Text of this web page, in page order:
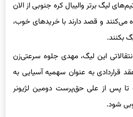
لیگ‌ برتر والیبال کره جنوبی از الان
می‌کنند و قصد دارند با خریدهای خوب،
بکنند.
این لیگ، مهدی جلوه سرعتی‌زن
قراردادی به عنوان سهمیه‌ آسیایی به
تا پس از علی حق‌پرست دومین لژیونر
شود.